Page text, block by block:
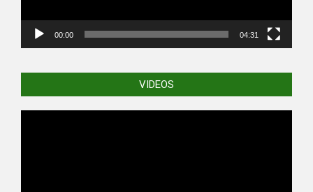
00:00 04:31
VIDEOS